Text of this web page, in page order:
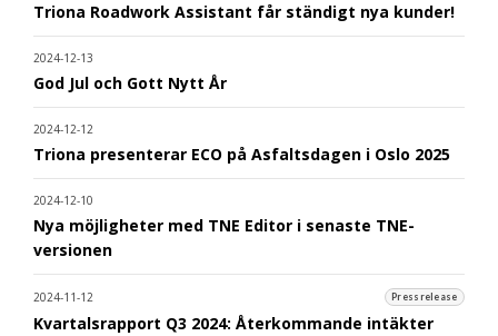
Triona Roadwork Assistant får ständigt nya kunder!
2024-12-13
God Jul och Gott Nytt År
2024-12-12
Triona presenterar ECO på Asfaltsdagen i Oslo 2025
2024-12-10
Nya möjligheter med TNE Editor i senaste TNE-
versionen
2024-11-12 Pressrelease
Kvartalsrapport Q3 2024: Återkommande intäkter